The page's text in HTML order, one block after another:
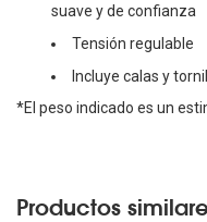
suave y de confianza
Tensión regulable
Incluye calas y
*El peso indicado es un
Productos